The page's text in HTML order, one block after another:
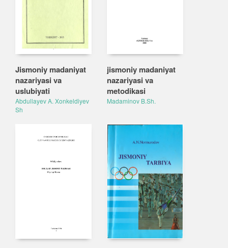
Jismoniy madaniyat
nazariyasi va
uslubiyati
Abdullayev A. Xonkeldiyev
Sh
jismoniy madaniyat
nazariyasi va
metodikasi
Madaminov B.Sh.